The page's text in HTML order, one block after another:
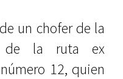
un chofer de la
de la ruta ex
12, quien